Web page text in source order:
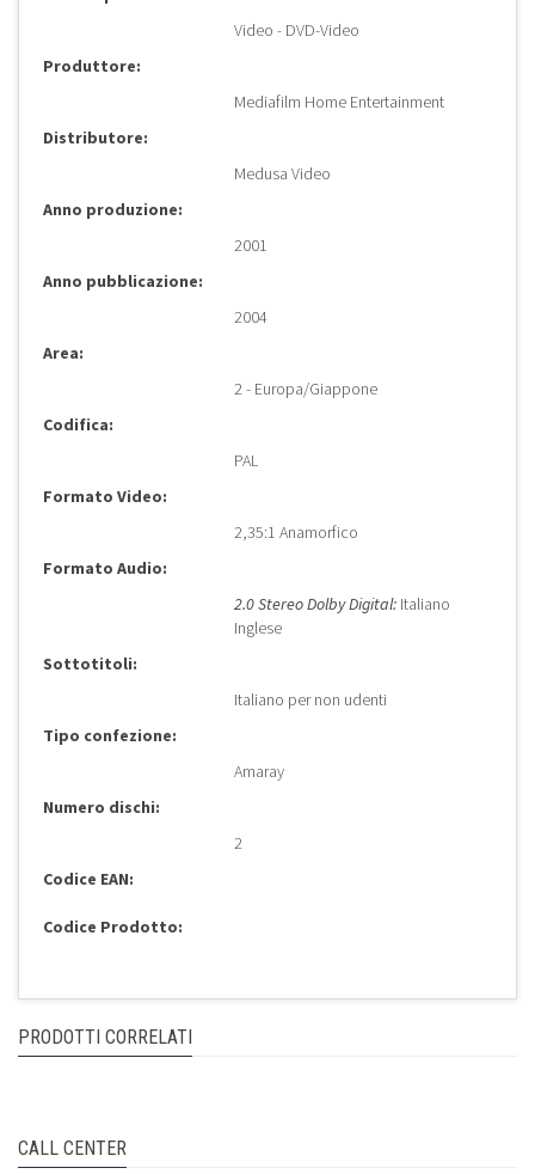
Video - DVD-Video
Produttore:
Mediafilm Home Entertainment
Distributore:
Medusa Video
Anno produzione:
2001
Anno pubblicazione:
2004
Area:
2 - Europa/Giappone
Codifica:
PAL
Formato Video:
2,35:1 Anamorfico
Formato Audio:
2.0 Stereo Dolby Digital: Italiano
Inglese
Sottotitoli:
Italiano per non udenti
Tipo confezione:
Amaray
Numero dischi:
2
Codice EAN:
Codice Prodotto:
PRODOTTI CORRELATI
CALL CENTER